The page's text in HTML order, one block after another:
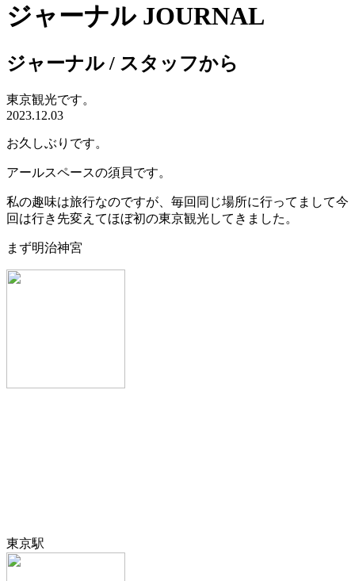
ジャーナル JOURNAL
ジャーナル / スタッフから
東京観光です。
2023.12.03
お久しぶりです。
アールスペースの須貝です。
私の趣味は旅行なのですが、毎回同じ場所に行ってまして今
回は行き先変えてほぼ初の東京観光してきました。
まず明治神宮
東京駅